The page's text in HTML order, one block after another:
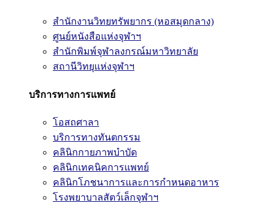
สำนักงานวิทยทรัพยากร (หอสมุดกลาง)
ศูนย์หนังสือแห่งจุฬาฯ
สำนักพิมพ์จุฬาลงกรณ์มหาวิทยาลัย
สถานีวิทยุแห่งจุฬาฯ
บริการทางการแพทย์
โอสถศาลา
บริการทางทันตกรรม
คลินิกกายภาพบำบัด
คลินิกเทคนิคการแพทย์
คลินิกโภชนาการและการกำหนดอาหาร
โรงพยาบาลสัตว์เล็กจุฬาฯ